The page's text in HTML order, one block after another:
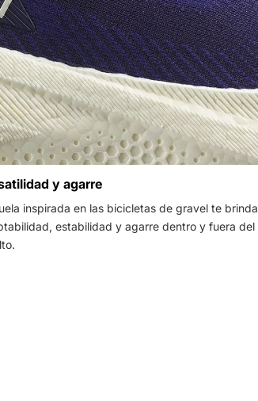
y agarre
inspirada en las bicicletas de gravel te brinda
estabilidad y agarre dentro y fuera del